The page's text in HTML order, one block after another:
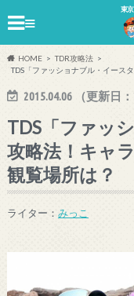
東
≡
HOME
TDR攻略法
TDS「ファッショナブル・イース
2015.04.06 （更新日：
TDS「ファッ
攻略法！キャ
観覧場所は？
ライター： みっこ